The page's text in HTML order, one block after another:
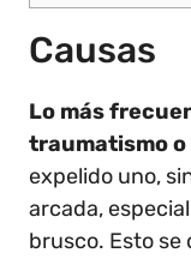
Causas
Lo más
traumatismo o
expelido uno,
arcada,
brusco. Esto se